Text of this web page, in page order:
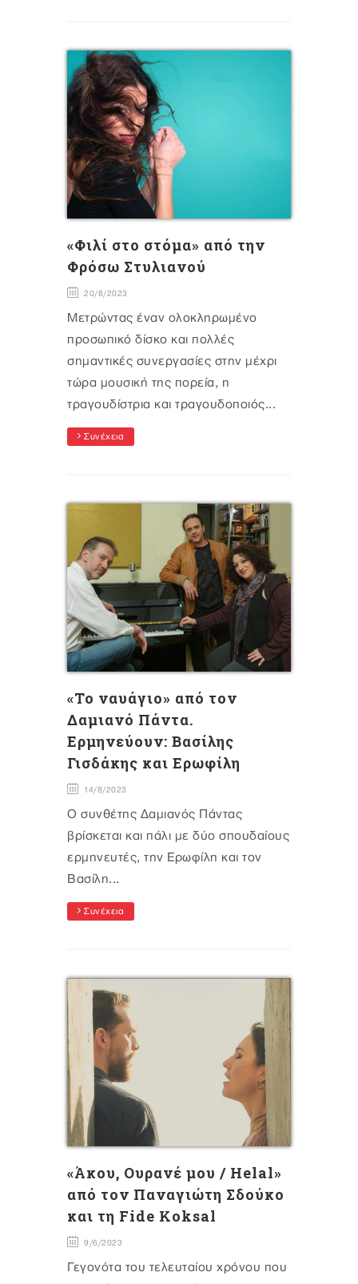
«Φιλί στο στόμα» από την
Φρόσω Στυλιανού
20/8/2023
Μετρώντας έναν ολοκληρωμένο
προσωπικό δίσκο και πολλές
σημαντικές συνεργασίες στην μέχρι
τώρα μουσική της πορεία, η
τραγουδίστρια και τραγουδοποιός...
Συνέχεια
«Το ναυάγιο» από τον
Δαμιανό Πάντα.
Ερμηνεύουν: Βασίλης
Γισδάκης και Ερωφίλη
14/8/2023
O συνθέτης Δαμιανός Πάντας
βρίσκεται και πάλι με δύο σπουδαίους
ερμηνευτές, την Ερωφίλη και τον
Βασίλη...
Συνέχεια
«Άκου, Ουρανέ μου / Helal»
από τον Παναγιώτη Σδούκο
και τη Fide Koksal
9/6/2023
Γεγονότα του τελευταίου χρόνου που